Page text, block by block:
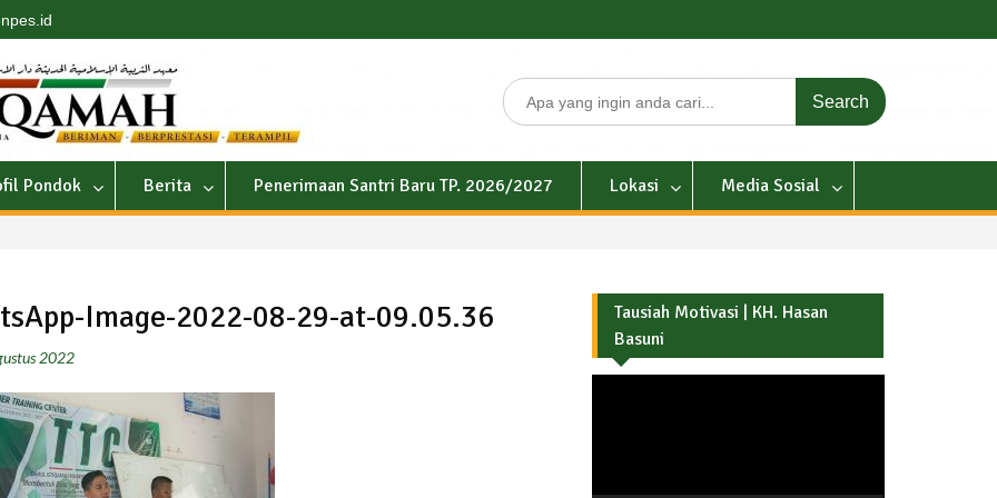
Search
for:
Pondok Berita Penerimaan Santri Baru TP. 2026/2027 Lokasi Media Sosial
Image-2022-08-29-at-09.05.36
2022
Tausiah Motivasi | KH. Hasan
Basuni